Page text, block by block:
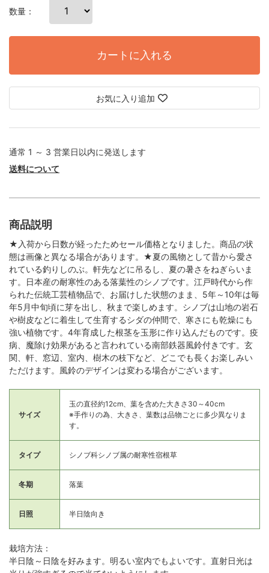
数量：
カートに入れる
お気に入り追加
通常 1 ～ 3 営業日以内に発送します
送料について
商品説明
★入荷から日数が経ったためセール価格となりました。商品の状
態は画像と異なる場合があります。★夏の風物として昔から愛さ
れている釣りしのぶ。軒先などに吊るし、夏の暑さをねぎらいま
す。日本産の耐寒性のある落葉性のシノブです。江戸時代から作
られた伝統工芸植物品で、お届けした状態のまま、5年～10年は毎
年5月中旬頃に芽を出し、秋まで楽しめます。シノブは山地の岩石
や樹皮などに着生して生育するシダの仲間で、寒さにも乾燥にも
強い植物です。4年育成した根茎を玉形に作り込んだものです。疫
病、魔除け効果があると言われている南部鉄器風鈴付きです。玄
関、軒、窓辺、室内、樹木の枝下など、どこでも長くお楽しみい
ただけます。風鈴のデザインは変わる場合がございます。
サイズ
玉の直径約12cm、葉を含めた大きさ30～40cm
※手作りの為、大きさ、葉数は品物ごとに多少異なりま
す。
タイプ シノブ科シノブ属の耐寒性宿根草
冬期 落葉
日照 半日陰向き
栽培方法：
半日陰～日陰を好みます。明るい室内でもよいです。直射日光は